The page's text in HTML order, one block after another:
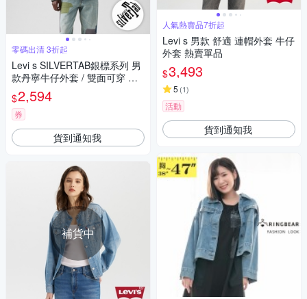
零碼出清 3折起
Levi s SILVERTAB銀標系列 男
款丹寧牛仔外套 / 雙面可穿 熱
賣單品
$2,594
券
貨到通知我
補貨中
人氣熱賣品7折起
Levi s 男款 舒適 連帽外套 牛仔
外套 熱賣單品
$3,493
5 (1)
活動
貨到通知我